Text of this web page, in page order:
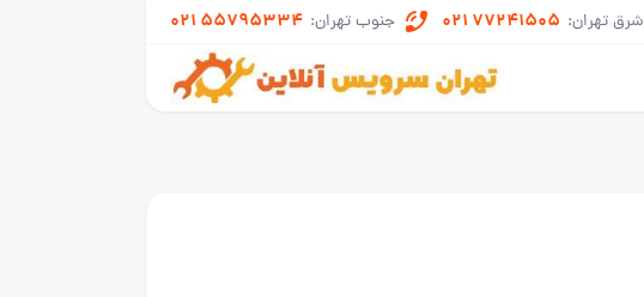
شرق تهران: 021 77241505 جنوب تهران: 021 55795334